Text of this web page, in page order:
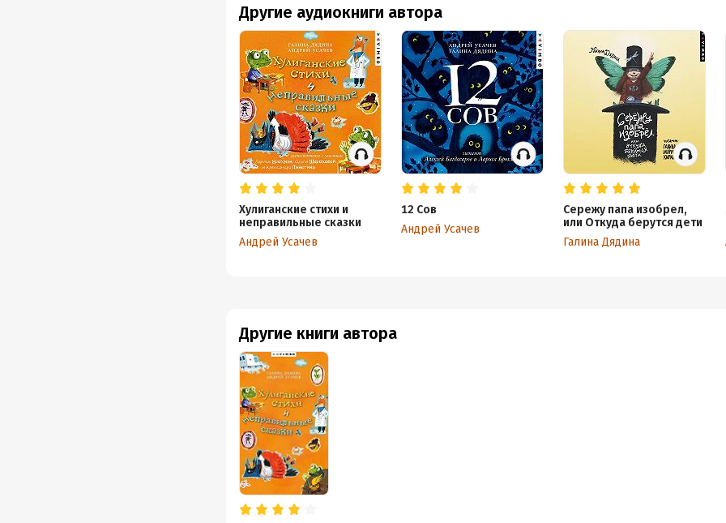
Другие книги автора
Другие аудиокниги автора
Хулиганские стихи и
неправильные сказки
Андрей Усачев
12 Сов
Андрей Усачев
Сережу папа изобрел,
или Откуда берутся дети
Галина Дядина